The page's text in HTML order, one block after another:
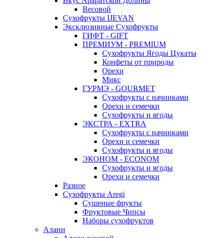
Весовой
Сухофрукты IJEVAN
Эксклюзивные Сухофрукты
ГИФТ - GIFT
ПРЕМИУМ - PREMIUM
Сухофрукты Ягоды Цукаты
Конфеты от природы
Орехи
Микс
ГУРМЭ - GOURMET
Сухофрукты с начинками
Орехи и семечки
Сухофрукты и ягоды
ЭКСТРА - EXTRA
Сухофрукты с начинками
Орехи и семечки
Сухофрукты и ягоды
ЭКОНОМ - ECONOM
Сухофрукты и ягоды
Орехи и семечки
Разное
Сухофрукты Aregi
Сушеные фрукты
Фруктовые Чипсы
Наборы сухофруктов
Алани